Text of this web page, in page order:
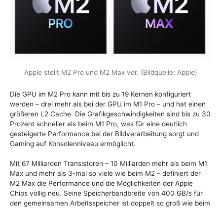
Apple stellt M2 Pro und M2 Max vor. (Bildquelle: Apple)
Die GPU im M2 Pro kann mit bis zu 19 Kernen konfiguriert
werden – drei mehr als bei der GPU im M1 Pro – und hat einen
größeren L2 Cache. Die Grafikgeschwindigkeiten sind bis zu 30
Prozent schneller als beim M1 Pro, was für eine deutlich
gesteigerte Performance bei der Bildverarbeitung sorgt und
Gaming auf Konsolenniveau ermöglicht.
Mit 67 Milliarden Transistoren – 10 Milliarden mehr als beim M1
Max und mehr als 3-mal so viele wie beim M2 – definiert der
M2 Max die Performance und die Möglichkeiten der Apple
Chips völlig neu. Seine Speicherbandbreite von 400 GB/s für
den gemeinsamen Arbeitsspeicher ist doppelt so groß wie beim